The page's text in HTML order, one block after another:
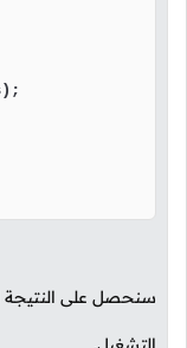
سنحصل على النتيجة